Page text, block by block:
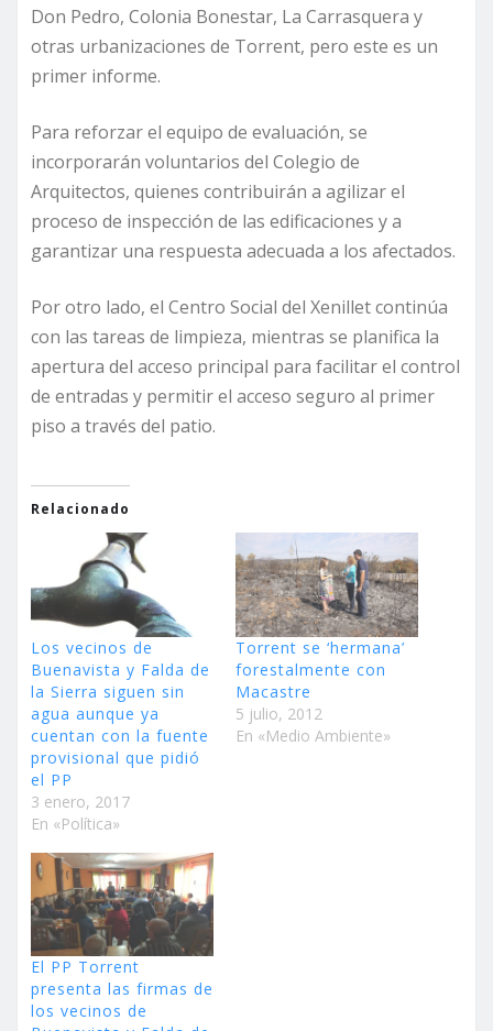
Don Pedro, Colonia Bonestar, La Carrasquera y
otras urbanizaciones de Torrent, pero este es un
primer informe.
Para reforzar el equipo de evaluación, se
incorporarán voluntarios del Colegio de
Arquitectos, quienes contribuirán a agilizar el
proceso de inspección de las edificaciones y a
garantizar una respuesta adecuada a los afectados.
Por otro lado, el Centro Social del Xenillet continúa
con las tareas de limpieza, mientras se planifica la
apertura del acceso principal para facilitar el control
de entradas y permitir el acceso seguro al primer
piso a través del patio.
Relacionado
Los vecinos de
Buenavista y Falda de
la Sierra siguen sin
agua aunque ya
cuentan con la fuente
provisional que pidió
el PP
3 enero, 2017
En «Política»
Torrent se ‘hermana’
forestalmente con
Macastre
5 julio, 2012
En «Medio Ambiente»
El PP Torrent
presenta las firmas de
los vecinos de